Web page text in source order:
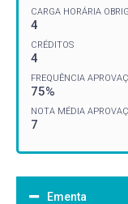
CARGA HORÁRIA
4
CRÉDITOS
4
FREQUÊNCIA
75%
NOTA MÉDIA
7
Ementa